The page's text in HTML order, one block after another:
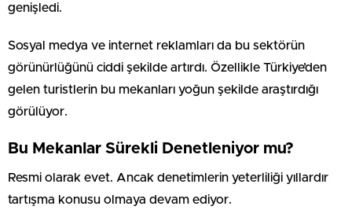
genişledi.
Sosyal medya ve internet reklamları da bu sektörün
görünürlüğünü ciddi şekilde artırdı. Özellikle Türkiye’den
gelen turistlerin bu mekanları yoğun şekilde araştırdığı
görülüyor.
Bu Mekanlar Sürekli Denetleniyor mu?
Resmi olarak evet. Ancak denetimlerin yeterliliği yıllardır
tartışma konusu olmaya devam ediyor.